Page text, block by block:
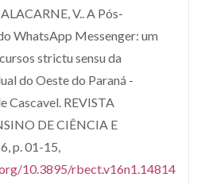
V.. A Pós-
WhatsApp Messenger: um
strictu sensu da
do Oeste do Paraná -
Cascavel. REVISTA
DE CIÊNCIA E
p. 01-15,
10.3895/rbect.v16n1.14814